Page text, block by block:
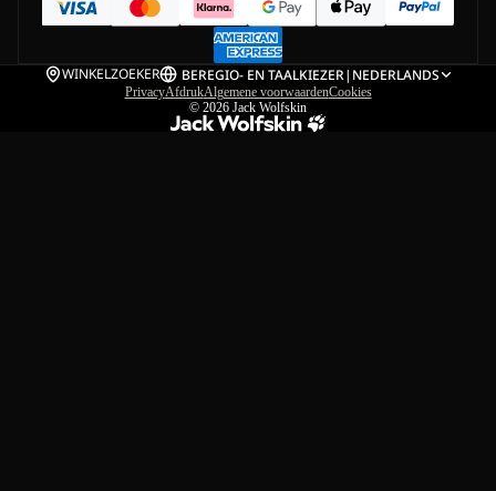
WINKELZOEKER BEREGIO- EN TAALKIEZER| NEDERLANDS
PrivacyAfdrukAlgemene voorwaardenCookies
© 2026 Jack Wolfskin